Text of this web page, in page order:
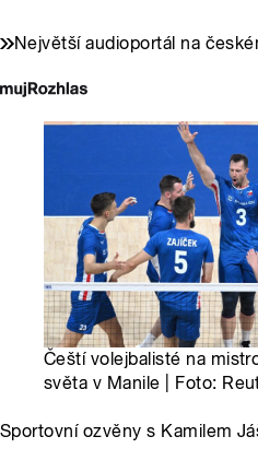
Největší audioportál na
Čeští volejbalisté na
světa v Manile | Foto:
Sportovní ozvěny s Kamilem